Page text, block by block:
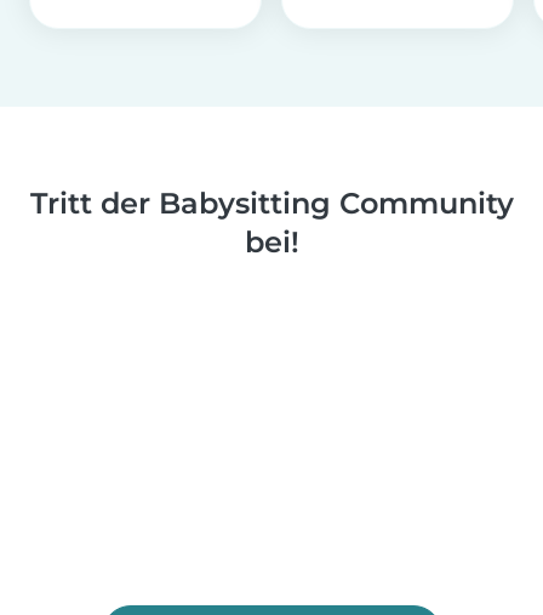
Tritt der Babysitting Community
bei!